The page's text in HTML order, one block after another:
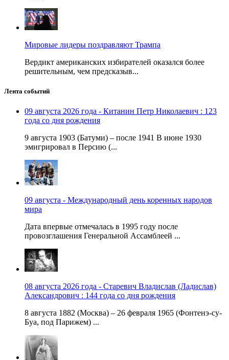
Мировые лидеры поздравляют Трампа
Вердикт американских избирателей оказался более
решительным, чем предсказыв...
Лента событий
09 августа 2026 года - Китанин Петр Николаевич : 123
года со дня рождения
9 августа 1903 (Батуми) – после 1941 В июне 1930
эмигрировал в Персию (...
09 августа - Международный день коренных народов
мира
Дата впервые отмечалась в 1995 году после
провозглашения Генеральной Ассамблеей ...
08 августа 2026 года - Старевич Владислав (Ладислав)
Александрович : 144 года со дня рождения
8 августа 1882 (Москва) – 26 февраля 1965 (Фонтенэ-су-
Буа, под Парижем) ...